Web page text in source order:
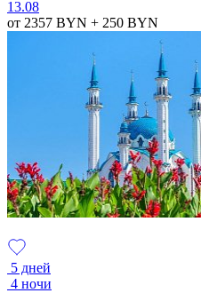
13.08
от 2357 BYN + 250 BYN
5 дней
4 ночи